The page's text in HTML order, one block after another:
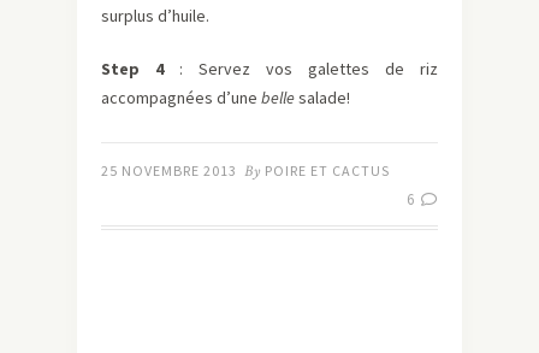
surplus d’huile.
Step 4: Servez vos galettes de riz
accompagnées d’une bellesalade!
25 NOVEMBRE 2013 By POIRE ET CACTUS
6